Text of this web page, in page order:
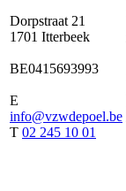
Dorpstraat 21
1701 Itterbeek
BE0415693993
E
info@vzwdepoel.be
T 02 245 10 01